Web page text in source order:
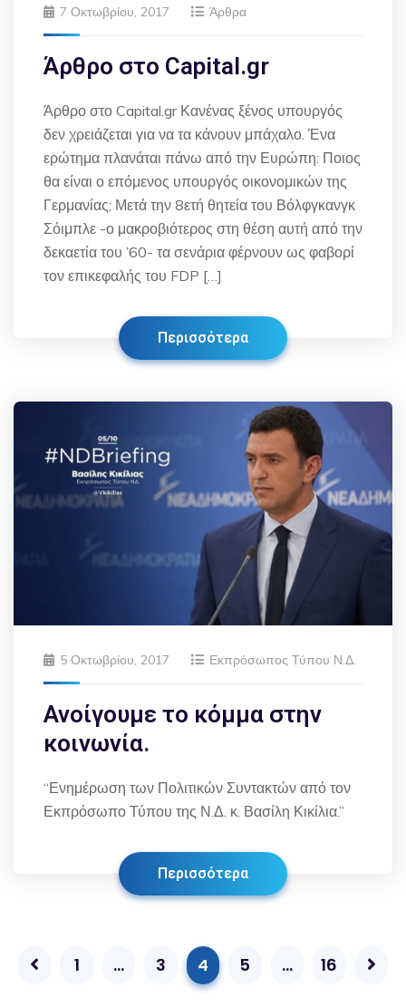
7 Οκτωβρίου, 2017 Άρθρα
Άρθρο στο Capital.gr
Άρθρο στο Capital.gr Κανένας ξένος υπουργός
δεν χρειάζεται για να τα κάνουν μπάχαλο. Ένα
ερώτημα πλανάται πάνω από την Ευρώπη: Ποιος
θα είναι ο επόμενος υπουργός οικονομικών της
Γερμανίας; Μετά την 8ετή θητεία του Βόλφγκανγκ
Σόιμπλε -ο μακροβιότερος στη θέση αυτή από την
δεκαετία του ’60- τα σενάρια φέρνουν ως φαβορί
τον επικεφαλής του FDP […]
Περισσότερα
5 Οκτωβρίου, 2017 Εκπρόσωπος Τύπου Ν.Δ.
Ανοίγουμε το κόμμα στην
κοινωνία.
“Ενημέρωση των Πολιτικών Συντακτών από τον
Εκπρόσωπο Τύπου της Ν.Δ. κ. Βασίλη Κικίλια.”
Περισσότερα
1 … 3 4 5 … 16